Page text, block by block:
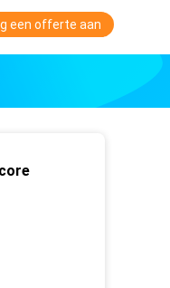
een offerte aan